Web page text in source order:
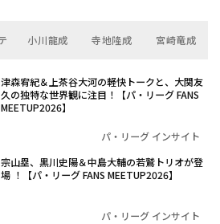
小川龍成 寺地隆成 宮崎竜成
津森宥紀＆上茶谷大河の軽快トークと、大関友
久の独特な世界観に注目！【パ・リーグ FANS
MEETUP2026】
パ・リーグ インサイト
宗山塁、黒川史陽＆中島大輔の若鷲トリオが登
場 ！【パ・リーグ FANS MEETUP2026】
パ・リーグ インサイト